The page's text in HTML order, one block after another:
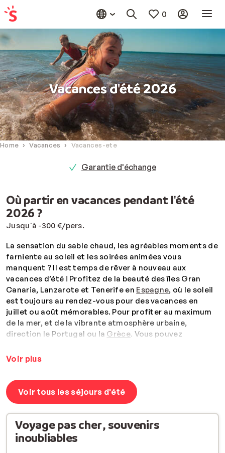
0
Vacances d'été 2026
Home Vacances Vacances-ete
Garantie d'échange
Où partir en vacances pendant l'été
2026 ?
Jusqu'à -300 €/pers.
La sensation du sable chaud, les agréables moments de
farniente au soleil et les soirées animées vous
manquent ? Il est temps de rêver à nouveau aux
vacances d’été ! Profitez de la beauté des îles Gran
Canaria, Lanzarote et Tenerife en Espagne, où le soleil
est toujours au rendez-vous pour des vacances en
juillet ou août mémorables. Pour profiter au maximum
de la mer, et de la vibrante atmosphère urbaine,
direction le Portugal ou la Grèce. Vous pouvez
optant pour des vacances en famille en
et profitez d'une réduction pouvant aller jusqu'à 300
euros par personne.
Voir plus
Voir tous les séjours d'été
Voyage pas cher , souvenirs
inoubliables